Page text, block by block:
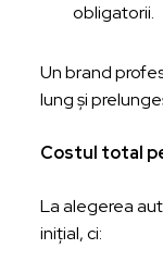
obligatorii.
Un brand
lung și
Costul total
La alegerea
inițial, ci: